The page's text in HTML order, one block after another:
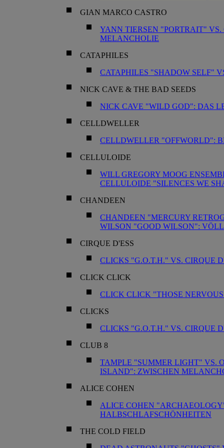
GIAN MARCO CASTRO
YANN TIERSEN "PORTRAIT"
MELANCHOLIE
CATAPHILES
CATAPHILES "SHADOW SELF"
NICK CAVE & THE BAD SEEDS
NICK CAVE "WILD GOD": DAS
CELLDWELLER
CELLDWELLER "OFFWORLD":
CELLULOIDE
WILL GREGORY MOOG
CELLULOIDE "SILENCES WE
CHANDEEN
CHANDEEN "MERCURY
WILSON "GOOD WILSON":
CIRQUE D'ESS
CLICKS "G.O.T.H." VS. CIRQUE
CLICK CLICK
CLICK CLICK "THOSE
CLICKS
CLICKS "G.O.T.H." VS. CIRQUE
CLUB 8
TAMPLE "SUMMER LIGHT" VS.
ISLAND": ZWISCHEN
ALICE COHEN
ALICE COHEN
HALBSCHLAFSCHÖNHEITEN
THE COLD FIELD